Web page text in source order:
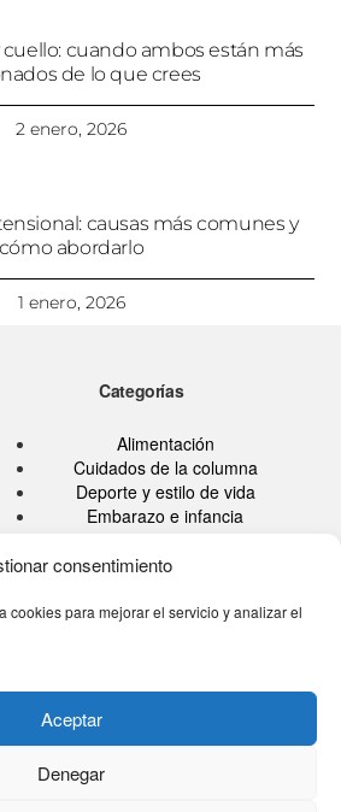
consentimiento
cookies para mejorar el servicio y analizar el
Aceptar
Denegar
cuello: cuando ambos están más
de lo que crees
2 enero, 2026
causas más comunes y
cómo abordarlo
1 enero, 2026
Categorías
Alimentación
Cuidados de la columna
Deporte y estilo de vida
Embarazo e infancia
Quiropráctica
Sin categoría